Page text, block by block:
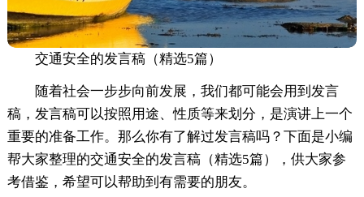
交通安全的发言稿（精选5篇）
随着社会一步步向前发展，我们都可能会用到发言
稿，发言稿可以按照用途、性质等来划分，是演讲上一个
重要的准备工作。那么你有了解过发言稿吗？下面是小编
帮大家整理的交通安全的发言稿（精选5篇），供大家参
考借鉴，希望可以帮助到有需要的朋友。